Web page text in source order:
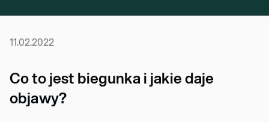
11.02.2022
Co to jest biegunka i jakie daje
objawy?